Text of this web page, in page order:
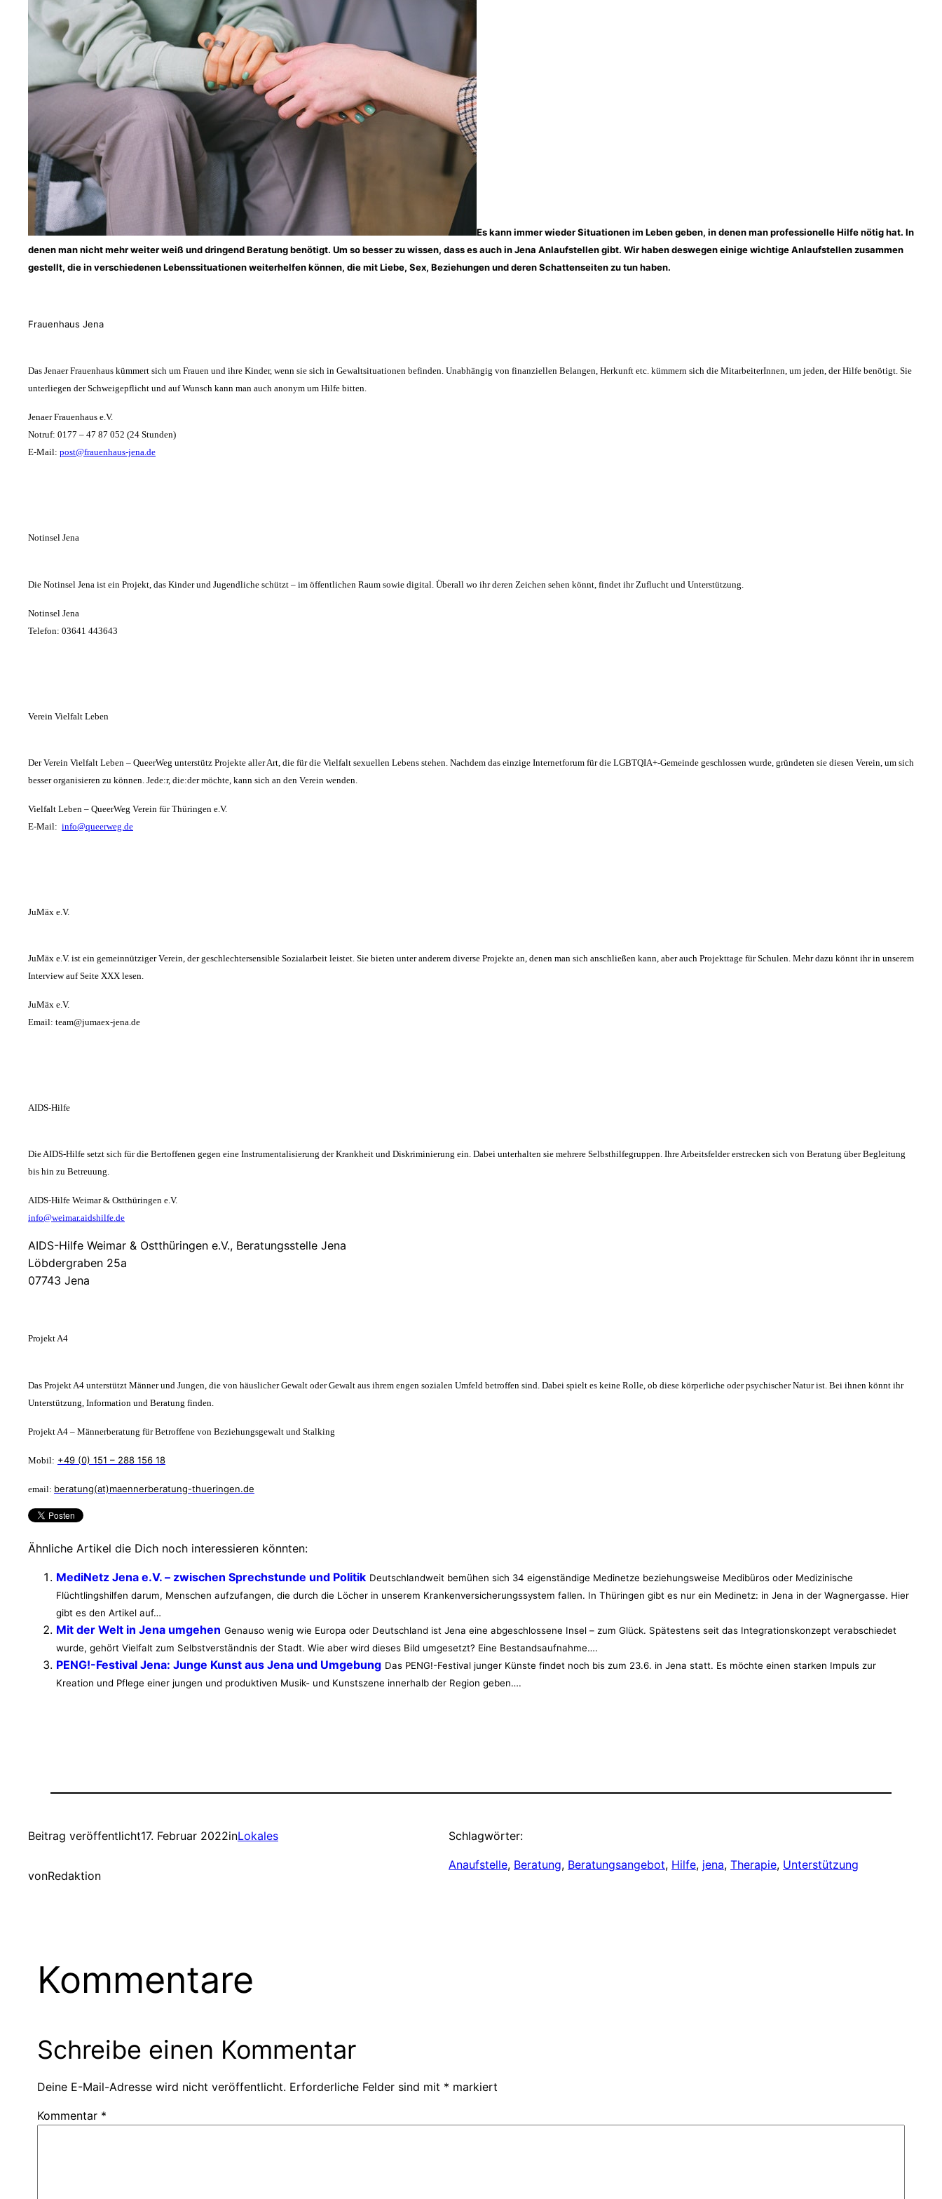
Es kann immer wieder Situationen im Leben geben, in denen man professionelle Hilfe nötig hat. In
denen man nicht mehr weiter weiß und dringend Beratung benötigt. Um so besser zu wissen, dass es auch in Jena Anlaufstellen gibt. Wir haben deswegen einige wichtige Anlaufstellen zusammen
gestellt, die in verschiedenen Lebenssituationen weiterhelfen können, die mit Liebe, Sex, Beziehungen und deren Schattenseiten zu tun haben.
Frauenhaus Jena
Das Jenaer Frauenhaus kümmert sich um Frauen und ihre Kinder, wenn sie sich in Gewaltsituationen befinden. Unabhängig von finanziellen Belangen, Herkunft etc. kümmern sich die MitarbeiterInnen, um jeden, der Hilfe benötigt. Sie
unterliegen der Schweigepflicht und auf Wunsch kann man auch anonym um Hilfe bitten.
Jenaer Frauenhaus e.V.
Notruf: 0177 – 47 87 052 (24 Stunden)
E-Mail: post@frauenhaus-jena.de
Notinsel Jena
Die Notinsel Jena ist ein Projekt, das Kinder und Jugendliche schützt – im öffentlichen Raum sowie digital. Überall wo ihr deren Zeichen sehen könnt, findet ihr Zuflucht und Unterstützung.
Notinsel Jena
Telefon: 03641 443643
Verein Vielfalt Leben
Der Verein Vielfalt Leben – QueerWeg unterstütz Projekte aller Art, die für die Vielfalt sexuellen Lebens stehen. Nachdem das einzige Internetforum für die LGBTQIA+-Gemeinde geschlossen wurde, gründeten sie diesen Verein, um sich
besser organisieren zu können. Jede:r, die:der möchte, kann sich an den Verein wenden.
Vielfalt Leben – QueerWeg Verein für Thüringen e.V.
E-Mail: info@queerweg.de
JuMäx e.V.
JuMäx e.V. ist ein gemeinnütziger Verein, der geschlechtersensible Sozialarbeit leistet. Sie bieten unter anderem diverse Projekte an, denen man sich anschließen kann, aber auch Projekttage für Schulen. Mehr dazu könnt ihr in unserem
Interview auf Seite XXX lesen.
JuMäx e.V.
Email: team@jumaex-jena.de
AIDS-Hilfe
Die AIDS-Hilfe setzt sich für die Bertoffenen gegen eine Instrumentalisierung der Krankheit und Diskriminierung ein. Dabei unterhalten sie mehrere Selbsthilfegruppen. Ihre Arbeitsfelder erstrecken sich von Beratung über Begleitung
bis hin zu Betreuung.
AIDS-Hilfe Weimar & Ostthüringen e.V.
info@weimar.aidshilfe.de
AIDS-Hilfe Weimar & Ostthüringen e.V., Beratungsstelle Jena
Löbdergraben 25a
07743 Jena
Projekt A4
Das Projekt A4 unterstützt Männer und Jungen, die von häuslicher Gewalt oder Gewalt aus ihrem engen sozialen Umfeld betroffen sind. Dabei spielt es keine Rolle, ob diese körperliche oder psychischer Natur ist. Bei ihnen könnt ihr
Unterstützung, Information und Beratung finden.
Projekt A4 – Männerberatung für Betroffene von Beziehungsgewalt und Stalking
Mobil: +49 (0) 151 – 288 156 18
email: beratung(at)maennerberatung-thueringen.de
Ähnliche Artikel die Dich noch interessieren könnten:
MediNetz Jena e.V. – zwischen Sprechstunde und Politik Deutschlandweit bemühen sich 34 eigenständige Medinetze beziehungsweise Medibüros oder Medizinische
Flüchtlingshilfen darum, Menschen aufzufangen, die durch die Löcher in unserem Krankenversicherungssystem fallen. In Thüringen gibt es nur ein Medinetz: in Jena in der Wagnergasse. Hier
gibt es den Artikel auf…
Mit der Welt in Jena umgehen Genauso wenig wie Europa oder Deutschland ist Jena eine abgeschlossene Insel – zum Glück. Spätestens seit das Integrationskonzept verabschiedet
wurde, gehört Vielfalt zum Selbstverständnis der Stadt. Wie aber wird dieses Bild umgesetzt? Eine Bestandsaufnahme….
PENG!-Festival Jena: Junge Kunst aus Jena und Umgebung Das PENG!-Festival junger Künste findet noch bis zum 23.6. in Jena statt. Es möchte einen starken Impuls zur
Kreation und Pflege einer jungen und produktiven Musik- und Kunstszene innerhalb der Region geben….
Beitrag veröffentlicht17. Februar 2022inLokales
vonRedaktion
Schlagwörter:
Anaufstelle, Beratung, Beratungsangebot, Hilfe, jena, Therapie, Unterstützung
Kommentare
Schreibe einen Kommentar
Deine E-Mail-Adresse wird nicht veröffentlicht. Erforderliche Felder sind mit * markiert
Kommentar *